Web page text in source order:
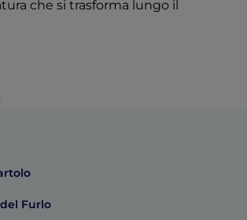
che si trasforma lungo il
Furlo